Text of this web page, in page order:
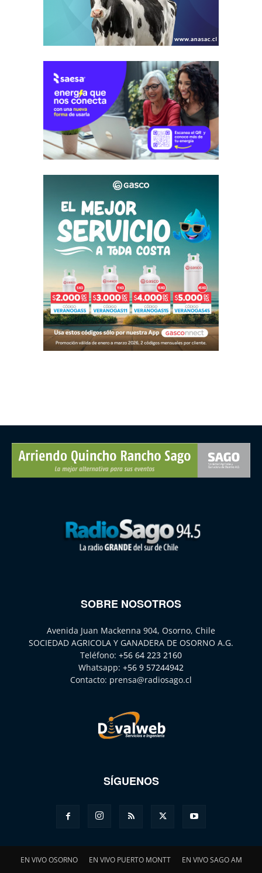
SOBRE NOSOTROS
Avenida Juan Mackenna 904, Osorno, Chile
SOCIEDAD AGRICOLA Y GANADERA DE OSORNO A.G.
Teléfono: +56 64 223 2160
Whatsapp: +56 9 57244942
Contacto: prensa@radiosago.cl
SÍGUENOS
EN VIVO OSORNO EN VIVO PUERTO MONTT EN VIVO SAGO AM